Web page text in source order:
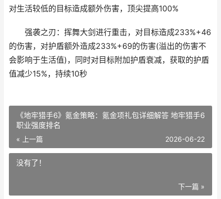
对生活较低的目标造成额外伤害，顶尖提高100%
强袭之刃：挥舞大剑进行重击，对目标造成233%+46
的伤害，对护盾额外造成233%+69的伤害(溢出的伤害不
会影响于生活值)，同时对目标附加护盾衰减，获取的护盾
值减少15%，持续10秒
《地牢猎手6》氪金策略：氪金项礼包详细解答 地牢猎手6
职业强度排名
« 上一篇 2026-06-22
没有了！
下一篇 »